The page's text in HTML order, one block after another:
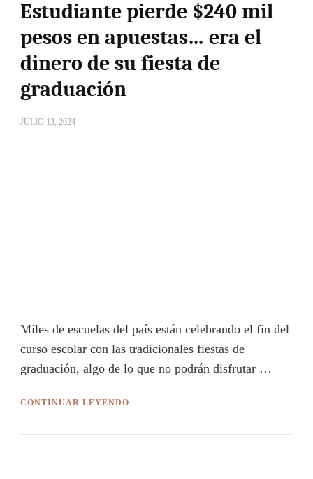
Estudiante pierde $240 mil
pesos en apuestas… era el
dinero de su fiesta de
graduación
JULIO 13, 2024
Miles de escuelas del país están celebrando el fin del
curso escolar con las tradicionales fiestas de
graduación, algo de lo que no podrán disfrutar …
CONTINUAR LEYENDO